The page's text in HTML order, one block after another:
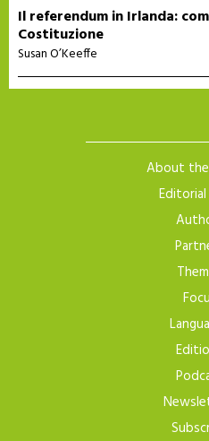
Il referendum in Irlanda:
Costituzione
Susan O’Keeffe
About the
Editorial